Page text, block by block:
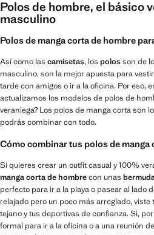
Polos de hombre, el básico
masculino
Polos de manga corta de hombre
Así como las camisetas, los polosson de
masculino, son la mejor apuesta para
tarde con amigos o ir a la oficina. Por eso,
actualizamos los modelos de polos de
veraniega? Los polos de manga corta son
podrás combinar con todo.
Cómo combinar tus polos de manga
Si quieres crear un outfit casual y 100%
manga corta de hombrecon unas
perfecto para ir a la playa o pasear al lado
relajado pero un poco más arreglado,
tejano y tus deportivas de confianza. Si,
formal para ir a la oficina o a una reunión